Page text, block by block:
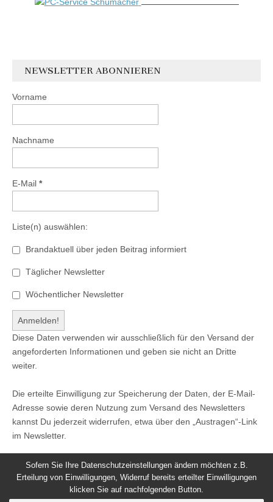
NEWSLETTER ABONNIEREN
Vorname
Nachname
E-Mail *
Liste(n) auswählen:
Brandaktuell über jeden Beitrag informiert
Täglicher Newsletter
Wöchentlicher Newsletter
Diese Daten verwenden wir ausschließlich für den Versand der
angeforderten Informationen und geben sie nicht an Dritte
weiter.
Die erteilte Einwilligung zur Speicherung der Daten, der E-Mail-
Adresse sowie deren Nutzung zum Versand des Newsletters
kannst Du jederzeit widerrufen, etwa über den „Austragen“-Link
im Newsletter.
Sofern Sie Ihre Datenschutzeinstellungen ändern möchten z.B.
Erteilung von Einwilligungen, Widerruf bereits erteilter Einwilligungen
klicken Sie auf nachfolgenden Button.